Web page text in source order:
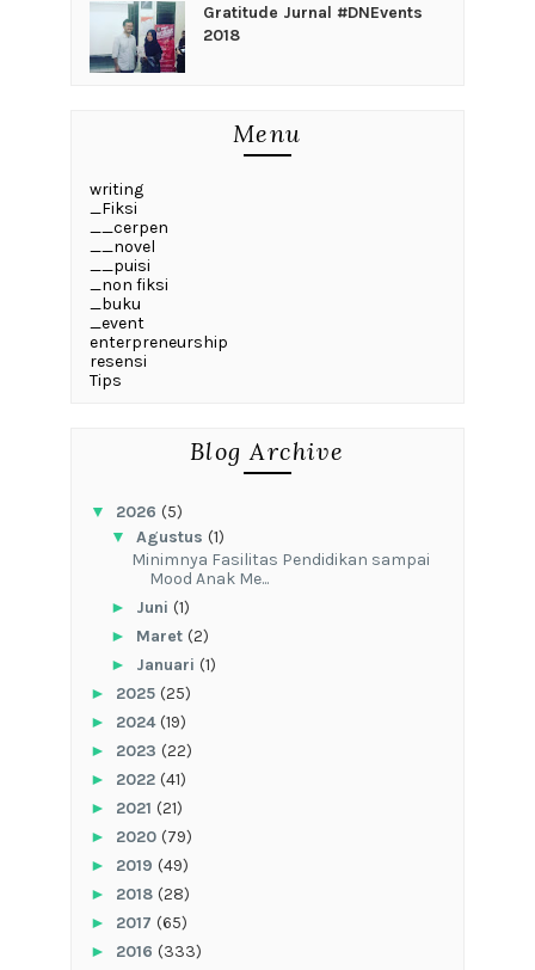
Gratitude Jurnal #DNEvents
2018
Menu
writing
_Fiksi
__cerpen
__novel
__puisi
_non fiksi
_buku
_event
enterpreneurship
resensi
Tips
Blog Archive
▼ 2026 (5)
▼ Agustus (1)
‎Minimnya Fasilitas Pendidikan sampai
Mood Anak Me...
► Juni (1)
► Maret (2)
► Januari (1)
► 2025 (25)
► 2024(19)
► 2023 (22)
► 2022 (41)
► 2021 (21)
► 2020 (79)
► 2019 (49)
► 2018 (28)
► 2017 (65)
► 2016 (333)